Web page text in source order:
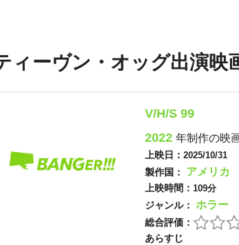
ィーヴン・オッグ出演映
V/H/S 99
2022 年制作の映
上映日： 2025/10/31
製作国： アメリカ
上映時間： 109分
ジャンル： ホラー
総合評価：
あらすじ